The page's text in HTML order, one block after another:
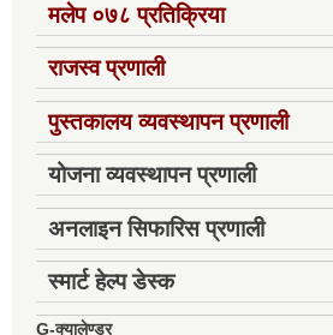
मलेप ०७८ प्रतिक्रिया
राजस्व प्रणाली
पुस्तकालय व्यवस्थापन प्रणाली
योजना व्यवस्थापन प्रणाली
अनलाइन सिफारिस प्रणाली
स्मार्ट हेल्प डेस्क
G-क्यालेण्डर